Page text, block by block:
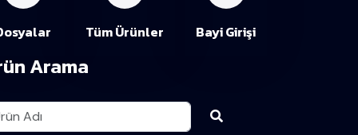
Tüm Ürünler Bayi Girişi
Arama